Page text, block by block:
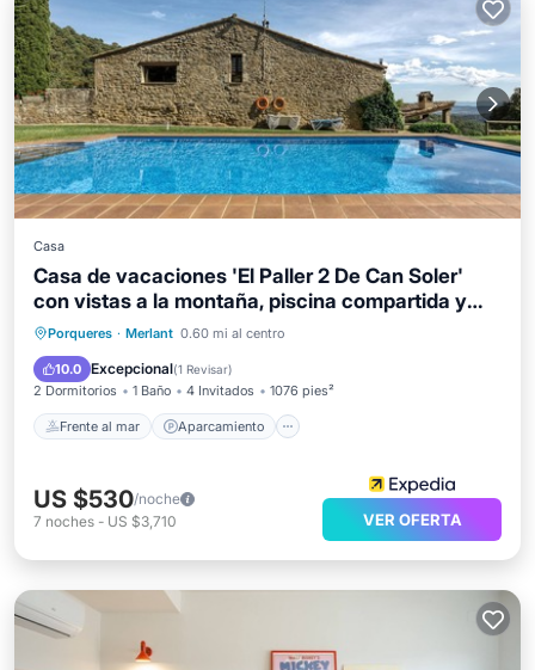
Casa
Casa de vacaciones 'El Paller 2 De Can Soler'
con vistas a la montaña, piscina compartida y
Wi-Fi
Porqueres · Merlant 0.60 mi al centro
10.0 Excepcional(1 Revisar)
2 Dormitorios 1 Baño 4 Invitados 1076 pies²
Frente al mar Aparcamiento
Frente al mar Aparcamiento
Vista al mar
US $530/noche
7 noches - US $3,710 VER OFERTA